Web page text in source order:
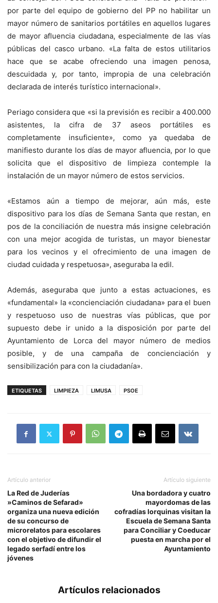
por parte del equipo de gobierno del PP no habilitar un
mayor número de sanitarios portátiles en aquellos lugares
de mayor afluencia ciudadana, especialmente de las vías
públicas del casco urbano. «La falta de estos utilitarios
hace que se acabe ofreciendo una imagen penosa,
descuidada y, por tanto, impropia de una celebración
declarada de interés turístico internacional».
Periago considera que «si la previsión es recibir a 400.000
asistentes, la cifra de 37 aseos portátiles es
completamente insuficiente», como ya quedaba de
manifiesto durante los días de mayor afluencia, por lo que
solicita que el dispositivo de limpieza contemple la
instalación de un mayor número de estos servicios.
«Estamos aún a tiempo de mejorar, aún más, este
dispositivo para los días de Semana Santa que restan, en
pos de la conciliación de nuestra más insigne celebración
con una mejor acogida de turistas, un mayor bienestar
para los vecinos y el ofrecimiento de una imagen de
ciudad cuidada y respetuosa», aseguraba la edil.
Además, aseguraba que junto a estas actuaciones, es
«fundamental» la «concienciación ciudadana» para el buen
y respetuoso uso de nuestras vías públicas, que por
supuesto debe ir unido a la disposición por parte del
Ayuntamiento de Lorca del mayor número de medios
posible, y de una campaña de concienciación y
sensibilización para con la ciudadanía».
ETIQUETAS LIMPIEZA LIMUSA PSOE
Artículo anterior
La Red de Juderías
»Caminos de Sefarad»
organiza una nueva edición
de su concurso de
microrelatos para escolares
con el objetivo de difundir el
legado serfadí entre los
jóvenes
Artículo siguiente
Una bordadora y cuatro
mayordomas de las
cofradías lorquinas visitan la
Escuela de Semana Santa
para Conciliar y Coeducar
puesta en marcha por el
Ayuntamiento
Artículos relacionados